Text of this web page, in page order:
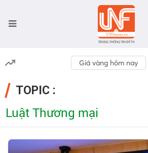
Giá vàng hôm nay
TOPIC :
Luật Thương mại